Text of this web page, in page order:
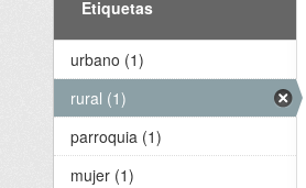
Etiquetas
urbano (1)
rural (1)
parroquia (1)
mujer (1)